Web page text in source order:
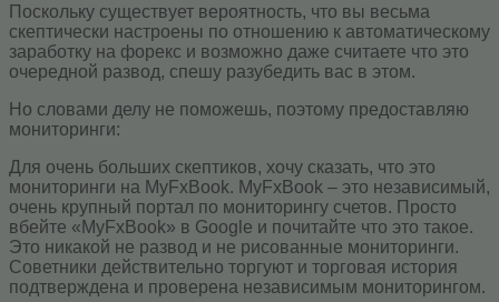
Поскольку существует вероятность, что вы весьма
скептически настроены по отношению к автоматическому
заработку на форекс и возможно даже считаете что это
очередной развод, спешу разубедить вас в этом.
Но словами делу не поможешь, поэтому предоставляю
мониторинги:
Для очень больших скептиков, хочу сказать, что это
мониторинги на MyFxBook. MyFxBook – это независимый,
очень крупный портал по мониторингу счетов. Просто
вбейте «MyFxBook» в Google и почитайте что это такое.
Это никакой не развод и не рисованные мониторинги.
Советники действительно торгуют и торговая история
подтверждена и проверена независимым мониторингом.